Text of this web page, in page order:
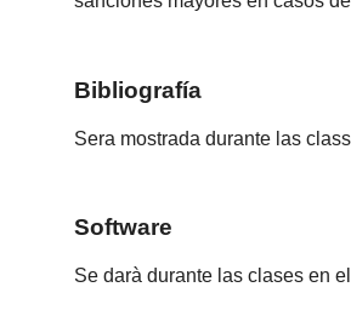
Bibliografía
Sera mostrada durante las
Software
Se darà durante las clases en